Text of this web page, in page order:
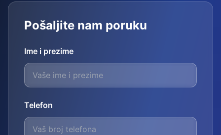
Pošaljite nam poruku
Ime i prezime
Telefon